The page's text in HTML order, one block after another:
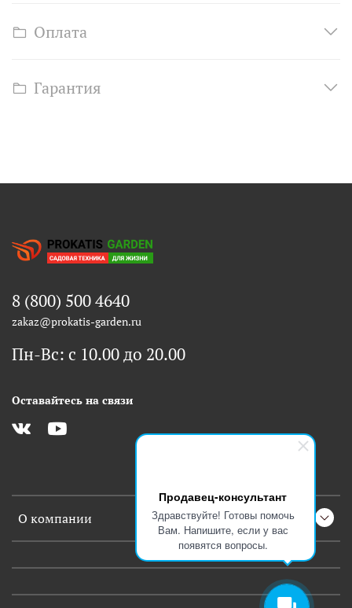
Продавец-консультант
Здравствуйте! Готовы помочь
Вам. Напишите, если у вас
появятся вопросы.
Оплата
Гарантия
О компании
8 (800) 500 4640
zakaz@prokatis-garden.ru
Пн-Вс: с 10.00 до 20.00
Оставайтесь на связи